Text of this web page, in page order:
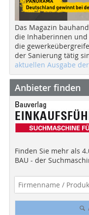
Das Magazin
die Inhaberinnen
die
der Sanierung tätig
aktuellen Ausgabe
Anbieter finden
Finden Sie mehr als
BAU - der